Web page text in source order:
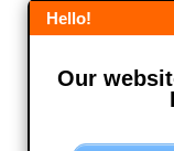
Hello!
Our